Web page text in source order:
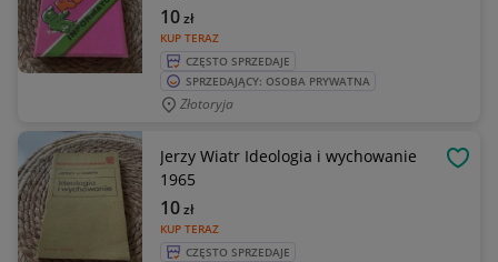
KUP TERAZ
10zł
CZĘSTO SPRZEDAJE
SPRZEDAJĄCY: OSOBA PRYWATNA
Złotoryja
Jerzy Wiatr Ideologia i wychowanie
1965
KUP TERAZ
10zł
CZĘSTO SPRZEDAJE